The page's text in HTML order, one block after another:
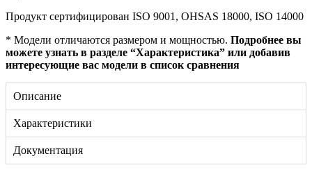
Продукт сертифицирован ISO 9001, OHSAS 18000, ISO 14000
* Модели отличаются размером и мощностью. Подробнее вы
можете узнать в разделе “Характеристика” или добавив
интересующие вас модели в список сравнения
Описание
Характеристики
Документация